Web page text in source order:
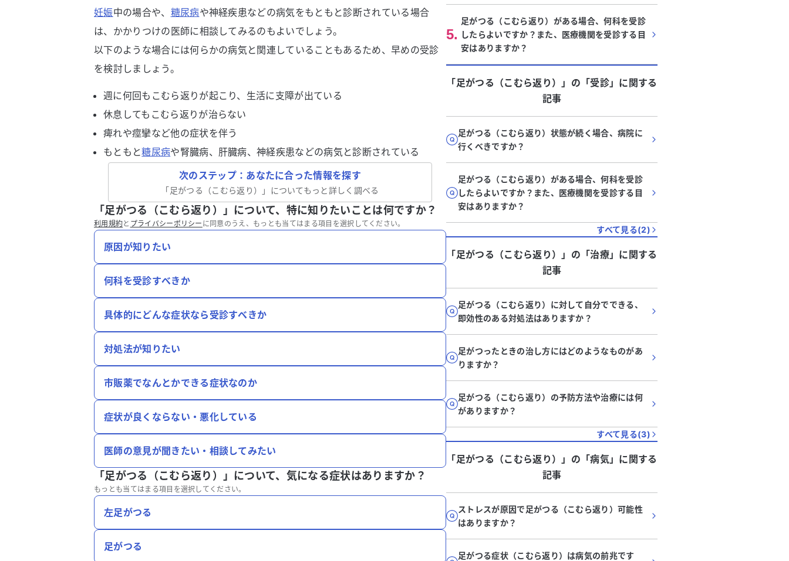
妊娠中の場合や、 糖尿病や神経疾患などの病気をもともと診断されている場合
は、かかりつけの医師に相談してみるのもよいでしょう。
以下のような場合には何らかの病気と関連していることもあるため、早めの受診
を検討しましょう。
週に何回もこむら返りが起こり、生活に支障が出ている
休息してもこむら返りが治らない
痺れや痙攣など他の症状を伴う
もともと糖尿病や腎臓病、肝臓病、神経疾患などの病気と診断されている
次のステップ：あなたに合った情報を探す
「足がつる（こむら返り） 」についてもっと詳しく調べる
「足がつる（こむら返り）」について、特に知りたいことは何ですか？
利用規約と プライバシーポリシー に同意のうえ、もっとも当てはまる項目を選択してください。
原因が知りたい
何科を受診すべきか
具体的にどんな症状なら受診すべきか
対処法が知りたい
市販薬でなんとかできる症状なのか
症状が良くならない・悪化している
医師の意見が聞きたい・相談してみたい
「足がつる（こむら返り）」について、 気になる症状はありますか？
もっとも当てはまる項目を選択してください。
左足がつる
足がつる
5.
足がつる（こむら返り）がある場合、何科を受診
したらよいですか？また、医療機関を受診する目
安はありますか？
「足がつる（こむら返り）」 の「受診」に関する
記事
足がつる（こむら返り）状態が続く場合、病院に
行くべきですか？
足がつる（こむら返り）がある場合、何科を受診
したらよいですか？また、医療機関を受診する目
安はありますか？
すべて見る(2)
「足がつる（こむら返り）」 の「治療」に関する
記事
足がつる（こむら返り）に対して自分でできる、
即効性のある対処法はありますか？
足がつったときの治し方にはどのようなものがあ
りますか？
足がつる（こむら返り）の予防方法や治療には何
がありますか？
すべて見る(3)
「足がつる（こむら返り）」 の「病気」に関する
記事
ストレスが原因で足がつる（こむら返り）可能性
はありますか？
足がつる症状（こむら返り）は病気の前兆です